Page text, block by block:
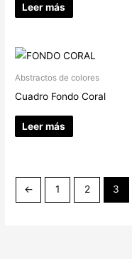
Leer más
Abstractos de colores
Cuadro Fondo Coral
Leer más
← 1 2 3